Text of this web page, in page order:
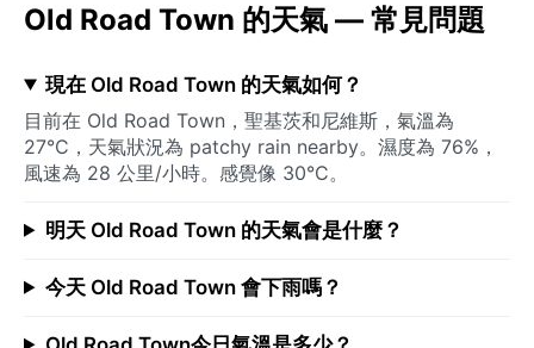
Old Road Town 的天氣 — 常見問題
現在 Old Road Town 的天氣如何？
目前在 Old Road Town，聖基茨和尼維斯，氣溫為
27°C，天氣狀況為 patchy rain nearby。濕度為 76%，
風速為 28 公里/小時。感覺像 30°C。
明天 Old Road Town 的天氣會是什麼？
今天 Old Road Town 會下雨嗎？